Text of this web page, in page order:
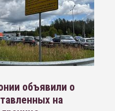
объявили о
на